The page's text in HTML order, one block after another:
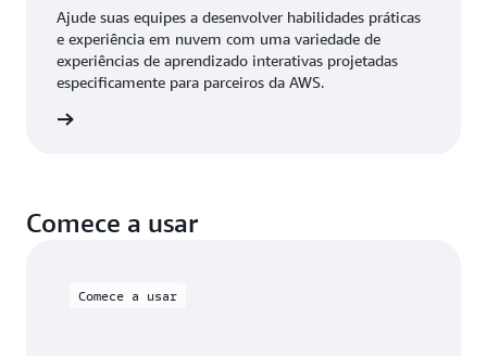
Ajude suas equipes a desenvolver habilidades práticas
e experiência em nuvem com uma variedade de
experiências de aprendizado interativas projetadas
especificamente para parceiros da AWS.
Comece a usar
Comece a usar